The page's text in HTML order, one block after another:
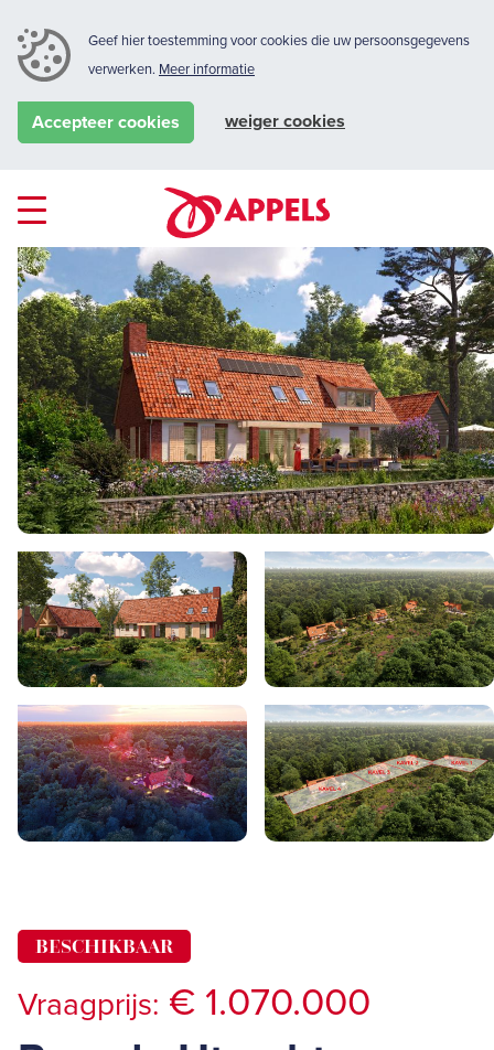
Geef hier toestemming voor cookies die uw persoonsgegevens
verwerken. Meer informatie
Accepteer cookies weiger cookies
BESCHIKBAAR
Vraagprijs: € 1.070.000